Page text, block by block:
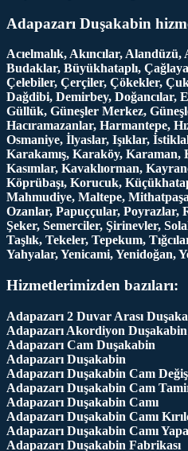
Adapazarı Duşakabin
Acıelmalık, Akıncılar,
Budaklar, Büyükhataplı,
Çelebiler, Çerçiler, Çökekler,
Dağdibi, Demirbey, Doğancılar,
Güllük, Güneşler Merkez,
Hacıramazanlar, Harmantepe,
Osmaniye, İlyaslar, Işıklar,
Karakamış, Karaköy, Karaman,
Kasımlar, Kavaklıorman,
Köprübaşı, Korucuk,
Mahmudiye, Maltepe,
Ozanlar, Papuççular, Poyrazlar,
Şeker, Semerciler, Şirinevler,
Taşlık, Tekeler, Tepekum,
Yahyalar, Yenicami, Yenidoğan,
Hizmetlerimizden bazıları:
Adapazarı 2 Duvar Arası
Adapazarı Akordiyon Duşakabin
Adapazarı Cam Duşakabin
Adapazarı Duşakabin
Adapazarı Duşakabin Cam
Adapazarı Duşakabin Cam
Adapazarı Duşakabin Camı
Adapazarı Duşakabin Camı
Adapazarı Duşakabin Camı
Adapazarı Duşakabin Fabrikası